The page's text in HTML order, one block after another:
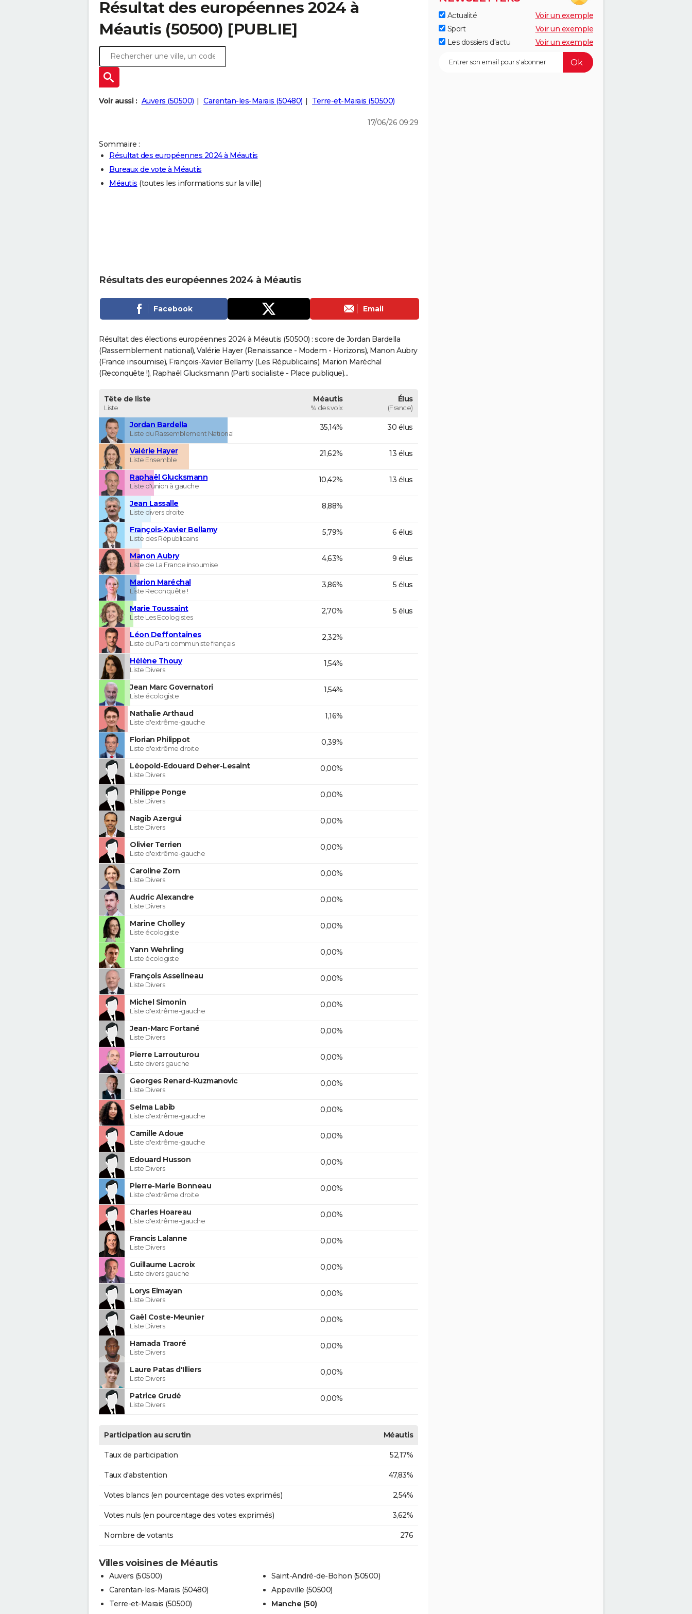
Résultat des européennes 2024 à
Méautis (50500) [PUBLIE]
Voir aussi : Auvers (50500) Carentan-les-Marais (50480) Terre-et-Marais (50500)
17/06/26 09:29
Sommaire :
Résultat des européennes 2024 à Méautis
Bureaux de vote à Méautis
Méautis (toutes les informations sur la ville)
Résultats des européennes 2024 à Méautis
Facebook Email
Résultat des élections européennes 2024 à Méautis (50500) : score de Jordan Bardella
(Rassemblement national), Valérie Hayer (Renaissance - Modem - Horizons), Manon Aubry
(France insoumise), François-Xavier Bellamy (Les Républicains), Marion Maréchal
(Reconquête !), Raphaël Glucksmann (Parti socialiste - Place publique)...
Tête de liste
Liste
Méautis
% des voix
Élus
(France)
Jordan Bardella
Liste du Rassemblement National
35,14% 30 élus
Valérie Hayer
Liste Ensemble
21,62% 13 élus
Raphaël Glucksmann
Liste d'union à gauche
10,42% 13 élus
Jean Lassalle
Liste divers droite
8,88%
François-Xavier Bellamy
Liste des Républicains
5,79% 6 élus
Manon Aubry
Liste de La France insoumise
4,63% 9 élus
Marion Maréchal
Liste Reconquête !
3,86% 5 élus
Marie Toussaint
Liste Les Ecologistes
2,70% 5 élus
Léon Deffontaines
Liste du Parti communiste français
2,32%
Hélène Thouy
Liste Divers
1,54%
Jean Marc Governatori
Liste écologiste
1,54%
Nathalie Arthaud
Liste d'extrême-gauche
1,16%
Florian Philippot
Liste d'extrême droite
0,39%
Léopold-Edouard Deher-Lesaint
Liste Divers
0,00%
Philippe Ponge
Liste Divers
0,00%
Nagib Azergui
Liste Divers
0,00%
Olivier Terrien
Liste d'extrême-gauche
0,00%
Caroline Zorn
Liste Divers
0,00%
Audric Alexandre
Liste Divers
0,00%
Marine Cholley
Liste écologiste
0,00%
Yann Wehrling
Liste écologiste
0,00%
François Asselineau
Liste Divers
0,00%
Michel Simonin
Liste d'extrême-gauche
0,00%
Jean-Marc Fortané
Liste Divers
0,00%
Pierre Larrouturou
Liste divers gauche
0,00%
Georges Renard-Kuzmanovic
Liste Divers
0,00%
Selma Labib
Liste d'extrême-gauche
0,00%
Camille Adoue
Liste d'extrême-gauche
0,00%
Edouard Husson
Liste Divers
0,00%
Pierre-Marie Bonneau
Liste d'extrême droite
0,00%
Charles Hoareau
Liste d'extrême-gauche
0,00%
Francis Lalanne
Liste Divers
0,00%
Guillaume Lacroix
Liste divers gauche
0,00%
Lorys Elmayan
Liste Divers
0,00%
Gaël Coste-Meunier
Liste Divers
0,00%
Hamada Traoré
Liste Divers
0,00%
Laure Patas d'Illiers
Liste Divers
0,00%
Patrice Grudé
Liste Divers
0,00%
Participation au scrutin Méautis
Taux de participation 52,17%
Taux d'abstention 47,83%
Votes blancs (en pourcentage des votes exprimés) 2,54%
Votes nuls (en pourcentage des votes exprimés) 3,62%
Nombre de votants 276
Villes voisines de Méautis
Auvers (50500)
Carentan-les-Marais (50480)
Terre-et-Marais (50500)
Saint-André-de-Bohon (50500)
Appeville (50500)
Manche (50)
Actualité
Voir un exemple
Sport
Voir un exemple
Les dossiers d'actu
Voir un exemple